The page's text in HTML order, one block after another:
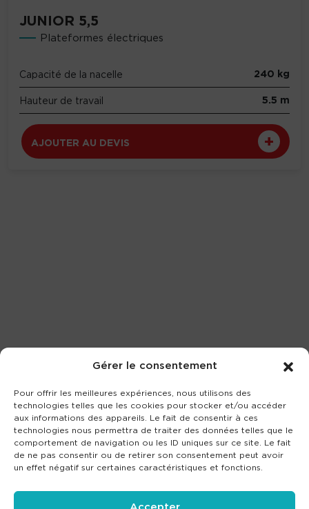
Gérer le consentement
Pour offrir les meilleures expériences, nous utilisons des
technologies telles que les cookies pour stocker et/ou accéder
aux informations des appareils. Le fait de consentir à ces
technologies nous permettra de traiter des données telles que le
comportement de navigation ou les ID uniques sur ce site. Le fait
de ne pas consentir ou de retirer son consentement peut avoir
un effet négatif sur certaines caractéristiques et fonctions.
Accepter
JUNIOR 5,5
Plateformes électriques
Capacité de la nacelle 240 kg
Hauteur de travail 5.5 m
AJOUTER AU DEVIS